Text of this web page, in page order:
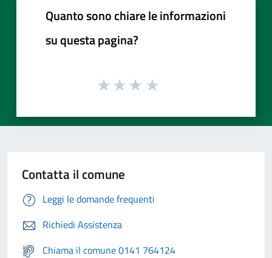
Quanto sono chiare le informazioni
su questa pagina?
Contatta il comune
Leggi le domande frequenti
Richiedi Assistenza
Chiama il comune 0141 764124